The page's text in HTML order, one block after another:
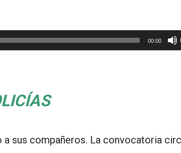
00:00
sus compañeros. La convocatoria